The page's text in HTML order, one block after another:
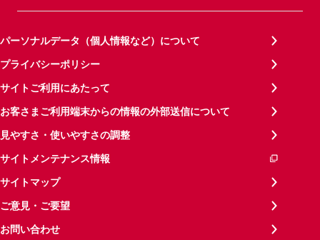
パーソナルデータ（個人情報など）について
プライバシーポリシー
サイトご利用にあたって
お客さまご利用端末からの情報の外部送信について
見やすさ・使いやすさの調整
サイトメンテナンス情報
サイトマップ
ご意見・ご要望
お問い合わせ